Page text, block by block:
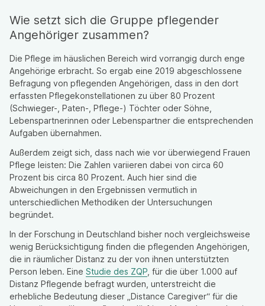
Wie setzt sich die Gruppe pflegender
Angehöriger zusammen?
Die Pflege im häuslichen Bereich wird vorrangig durch enge
Angehörige erbracht. So ergab eine 2019 abgeschlossene
Befragung von pflegenden Angehörigen, dass in den dort
erfassten Pflegekonstellationen zu über 80 Prozent
(Schwieger-, Paten-, Pflege-) Töchter oder Söhne,
Lebenspartnerinnen oder Lebenspartner die entsprechenden
Aufgaben übernahmen.
Außerdem zeigt sich, dass nach wie vor überwiegend Frauen
Pflege leisten: Die Zahlen variieren dabei von circa 60
Prozent bis circa 80 Prozent. Auch hier sind die
Abweichungen in den Ergebnissen vermutlich in
unterschiedlichen Methodiken der Untersuchungen
begründet.
In der Forschung in Deutschland bisher noch vergleichsweise
wenig Berücksichtigung finden die pflegenden Angehörigen,
die in räumlicher Distanz zu der von ihnen unterstützten
Person leben. Eine Studie des ZQP , für die über 1.000 auf
Distanz Pflegende befragt wurden, unterstreicht die
erhebliche Bedeutung dieser „Distance Caregiver“ für die